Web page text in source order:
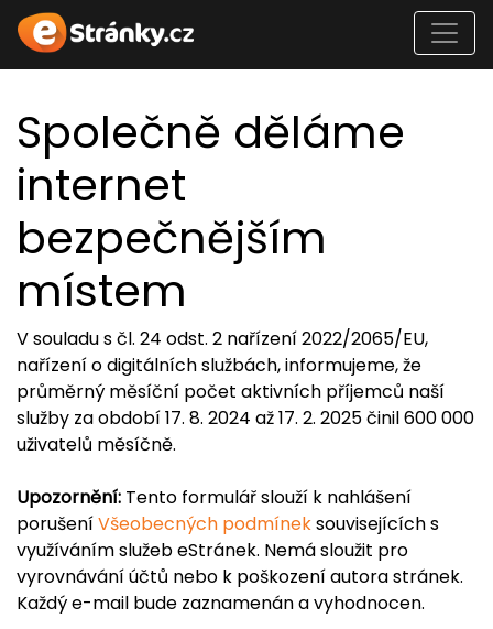
Společně děláme
internet
bezpečnějším
místem
V souladu s čl. 24 odst. 2 nařízení 2022/2065/EU,
nařízení o digitálních službách, informujeme, že
průměrný měsíční počet aktivních příjemců naší
služby za období 17. 8. 2024 až 17. 2. 2025 činil 600 000
uživatelů měsíčně.
Upozornění: Tento formulář slouží k nahlášení
porušeníVšeobecných podmíneksouvisejících s
využíváním služeb eStránek. Nemá sloužit pro
vyrovnávání účtů nebo k poškození autora stránek.
Každý e-mail bude zaznamenán a vyhodnocen.